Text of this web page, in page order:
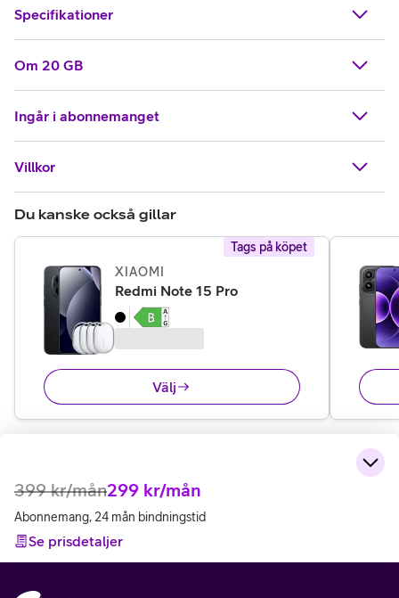
Specifikationer
Om 20 GB
Ingår i abonnemanget
Villkor
Du kanske också gillar
Tags på köpet
XIAOMI
Redmi Note 15 Pro,
Välj
399 kr/mån299 kr/mån
Abonnemang, 24 mån bindningstid
Se prisdetaljer